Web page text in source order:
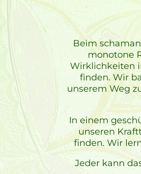
Beim
monotone
Wirklichkeiten
finden. Wir
unserem Weg
In einem
unseren
finden. Wir
Jeder kann